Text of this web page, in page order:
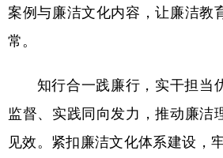
陕西 甘肃 青
多语种频道
English Español
案例与廉洁文化内容，让廉洁教
常。
知行合一践廉行，实干担当优
监督、实践同向发力，推动廉洁
见效。紧扣廉洁文化体系建设，